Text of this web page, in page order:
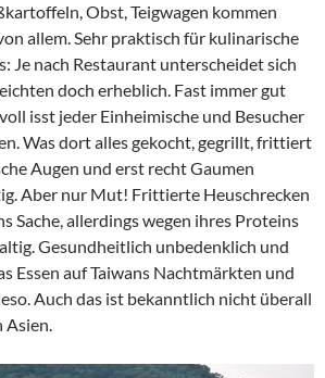
Obst, Teigwagen kommen
allem. Sehr praktisch für kulinarische
Je nach Restaurant unterscheidet sich
doch erheblich. Fast immer gut
isst jeder Einheimische und Besucher
Was dort alles gekocht, gegrillt, frittiert
Augen und erst recht Gaumen
Aber nur Mut! Frittierte Heuschrecken
Sache, allerdings wegen ihres Proteins
Gesundheitlich unbedenklich und
Essen auf Taiwans Nachtmärkten und
Auch das ist bekanntlich nicht überall
Asien.